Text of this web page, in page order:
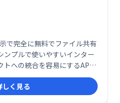
で完全に無料でファイル共有
ンプルで使いやすいインター
トへの統合を容易にするAPI
にファイルを共有したい個人
ム構築を検討する開発者に
しく見る